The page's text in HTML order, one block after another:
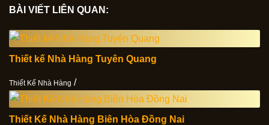
BÀI VIẾT LIÊN QUAN:
Thiết kế Nhà Hàng Tuyên Quang
Thiết Kế Nhà Hàng /
Thiết Kế Nhà Hàng Biên Hòa Đồng Nai